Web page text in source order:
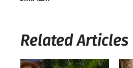
Related Articles